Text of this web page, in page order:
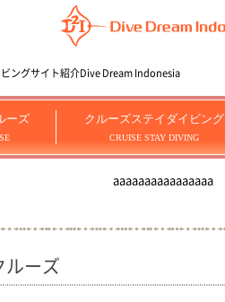
ングサイト紹介Dive Dream Indonesia
ーズ クルーズステイダイビング
CRUISE STAY DIVING
aaaaaaaaaaaaaaaa
ルーズ